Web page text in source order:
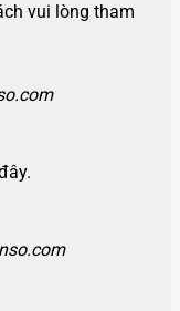
vui lòng tham